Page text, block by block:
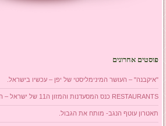
פוסטים אחרונים
"איקבנה" – העושר המינימליסטי של יפן – עכשיו בישראל.
RESTAURANTS כנס המסעדנות והמזון ה11 של ישראל – הצלחה מסחררת!
תאטרון עוטף הנגב- מותח את הגבול.